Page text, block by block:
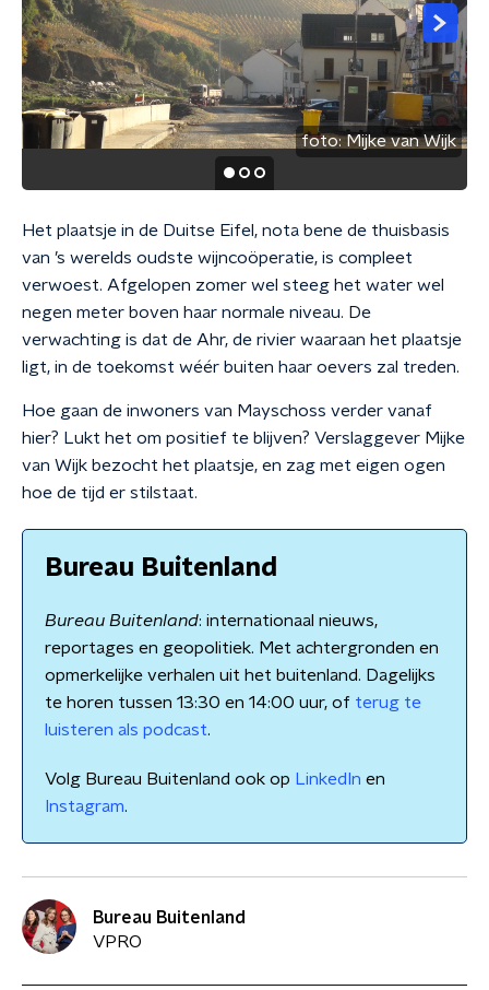
foto:Mijke van Wijk
Het plaatsje in de Duitse Eifel, nota bene de thuisbasis
van ’s werelds oudste wijncoöperatie, is compleet
verwoest. Afgelopen zomer wel steeg het water wel
negen meter boven haar normale niveau. De
verwachting is dat de Ahr, de rivier waaraan het plaatsje
ligt, in de toekomst wéér buiten haar oevers zal treden.
Hoe gaan de inwoners van Mayschoss verder vanaf
hier? Lukt het om positief te blijven? Verslaggever Mijke
van Wijk bezocht het plaatsje, en zag met eigen ogen
hoe de tijd er stilstaat.
Bureau Buitenland
Bureau Buitenland: internationaal nieuws,
reportages en geopolitiek. Met achtergronden en
opmerkelijke verhalen uit het buitenland. Dagelijks
te horen tussen 13:30 en 14:00 uur, of terug te
luisteren als podcast.
Volg Bureau Buitenland ook op LinkedIn en
Instagram.
Bureau Buitenland
VPRO